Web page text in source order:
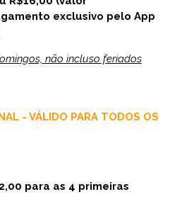
exclusivo pelo App
não incluso feriados
- VÁLIDO PARA TODOS OS
para as 4 primeiras